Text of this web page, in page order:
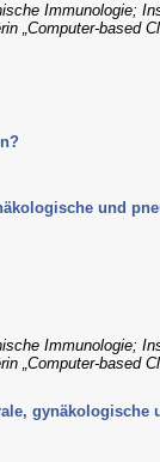
Immunologie;
„Computer-based
und
Immunologie;
„Computer-based
gynäkologische